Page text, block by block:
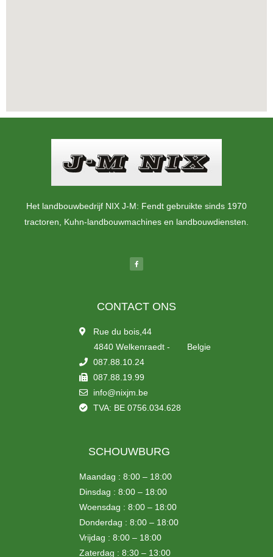
Het landbouwbedrijf NIX J-M: Fendt gebruikte sinds 1970
tractoren, Kuhn-landbouwmachines en landbouwdiensten.
CONTACT ONS
Rue du bois,44
4840 Welkenraedt - Belgie
087.88.10.24
087.88.19.99
info@nixjm.be
TVA: BE 0756.034.628
SCHOUWBURG
Maandag : 8:00 – 18:00
Dinsdag : 8:00 – 18:00
Woensdag : 8:00 – 18:00
Donderdag : 8:00 – 18:00
Vrijdag : 8:00 – 18:00
Zaterdag : 8:30 – 13:00